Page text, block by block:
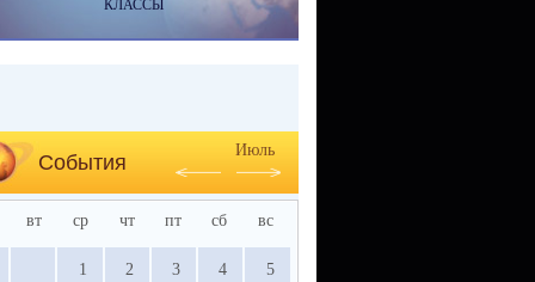
КЛАССЫ
События
Июль
вт ср чт пт сб вс
1 2 3 4 5